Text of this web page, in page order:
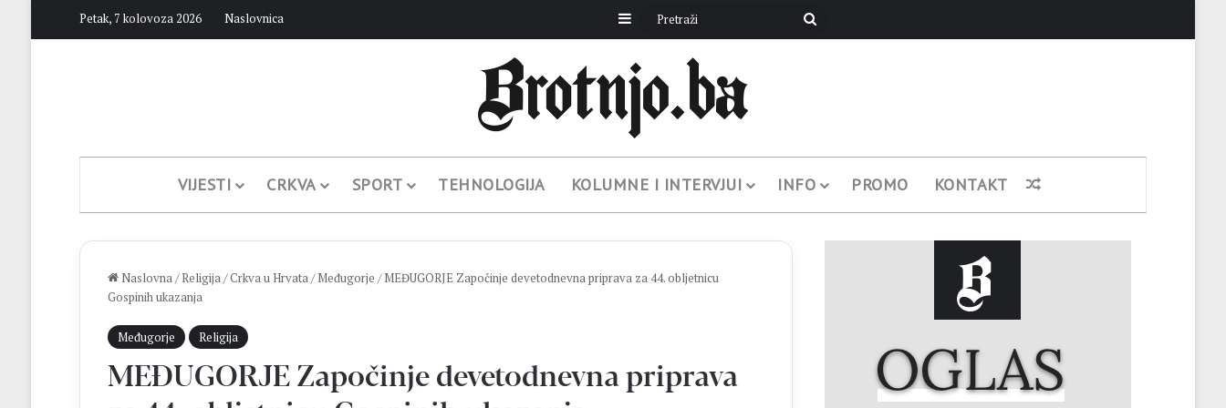
Petak, 7 kolovoza 2026 Naslovnica Sidebar Pretraži
VIJESTI CRKVA SPORT TEHNOLOGIJA KOLUMNE I INTERVJUI INFO PROMO KONTAKT Nasumični članak
Naslovna/ Religija/Crkva u Hrvata/ Međugorje / MEĐUGORJE Započinje devetodnevna priprava za 44. obljetnicu
Gospinih ukazanja
Međugorje Religija
MEĐUGORJE Započinje devetodnevna priprava